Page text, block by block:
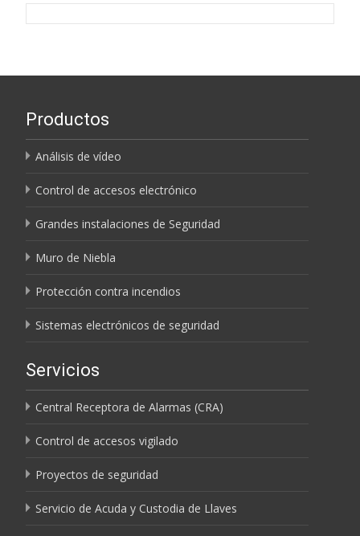
Productos
Análisis de vídeo
Control de accesos electrónico
Grandes instalaciones de Seguridad
Muro de Niebla
Protección contra incendios
Sistemas electrónicos de seguridad
Servicios
Central Receptora de Alarmas (CRA)
Control de accesos vigilado
Proyectos de seguridad
Servicio de Acuda y Custodia de Llaves